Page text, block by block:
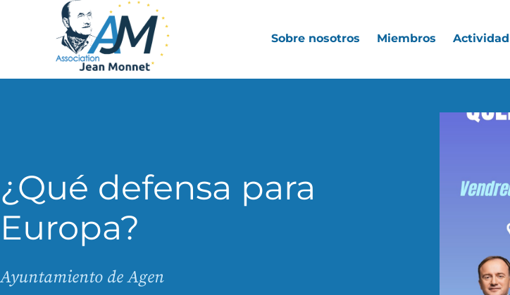
Sobre nosotros Miembros Actividad
¿Qué defensa para
Europa?
Ayuntamiento de Agen